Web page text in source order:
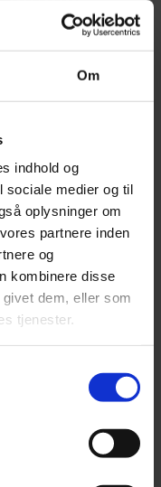
Om
indhold og
sociale medier og til
oplysninger om
partnere inden
og
kombinere disse
dem, eller som
tjenester.
kørebog